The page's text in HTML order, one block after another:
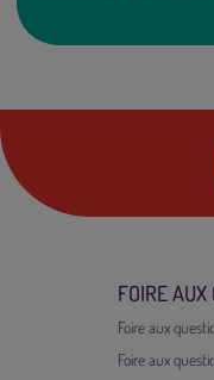
FOIRE AUX
Foire aux
Foire aux